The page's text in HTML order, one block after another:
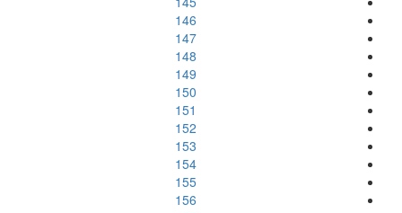
146
147
148
149
150
151
152
153
154
155
156